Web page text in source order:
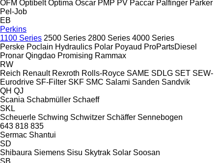
OFM Optibelt Optima Oscar PMP PV Paccar Palfinger Parker
Pel-Job
EB
Perkins
1100 Series 2500 Series 2800 Series 4000 Series
Perske Poclain Hydraulics Polar Poyaud ProPartsDiesel
Pronar Qingdao Promising Rammax
RW
Reich Renault Rexroth Rolls-Royce SAME SDLG SET SEW-
Eurodrive SF-Filter SKF SMC Salami Sanden Sandvik
QH QJ
Scania Schabmüller Schaeff
SKL
Scheuerle Schwing Schwitzer Schäffer Sennebogen
643 818 835
Sermac Shantui
SD
Shibaura Siemens Sisu Skytrak Solar Soosan
SB